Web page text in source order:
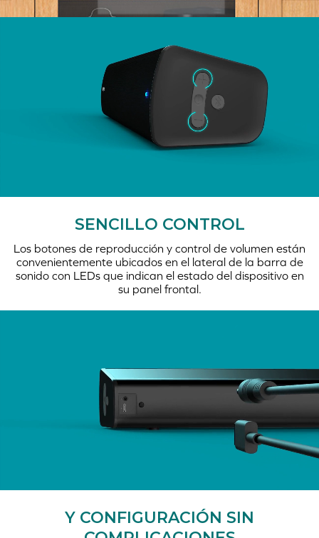
SENCILLO CONTROL
Los botones de reproducción y control de volumen están
convenientemente ubicados en el lateral de la barra de
sonido con LEDs que indican el estado del dispositivo en
su panel frontal.
Y CONFIGURACIÓN SIN